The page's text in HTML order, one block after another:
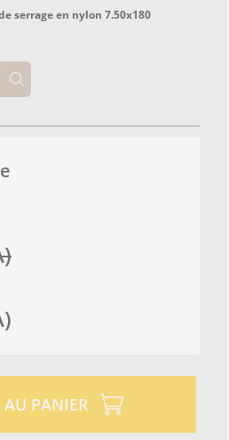
serrage en nylon 7.50x180
)
)
AU PANIER